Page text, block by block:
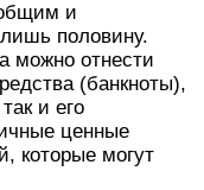
и
половину.
можно отнести
(банкноты),
и его
ценные
которые могут